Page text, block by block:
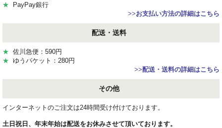
★ PayPay銀行
>>お支払い方法の詳細はこちら
配送・送料
★ 佐川急便：590円
★ ゆうパケット：280円
>>配送・送料の詳細はこちら
その他
インターネットのご注文は24時間受け付けております。
土日祝日、年末年始は配送をお休みさせて頂いております。